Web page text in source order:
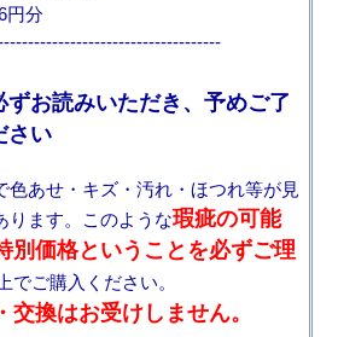
円分
お読みいただき、予めご了
さい
色あせ・キズ・汚れ・ほつれ等が見
ります。このような瑕疵の可能
別価格ということを必ずご理
でご購入ください。
交換はお受けしません。